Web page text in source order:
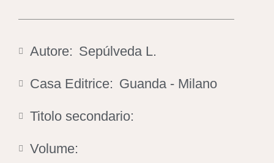
Autore: Sepúlveda L.
Casa Editrice: Guanda - Milano
Titolo secondario:
Volume: